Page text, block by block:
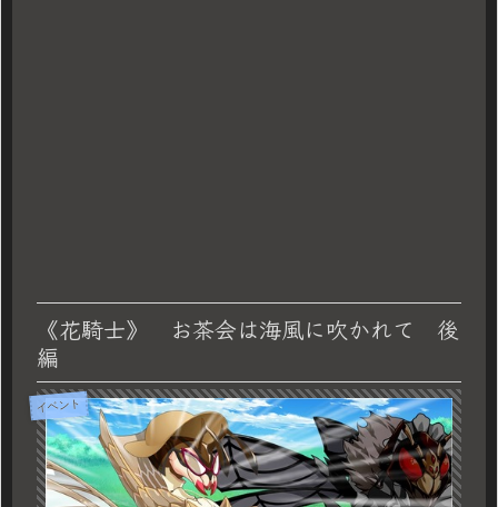
《花騎士》 お茶会は海風に吹かれて 後
編
イベント